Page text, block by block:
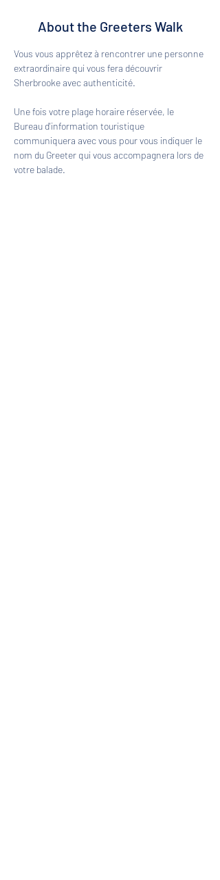
About the Greeters Walk
Vous vous apprêtez à rencontrer une personne
extraordinaire qui vous fera découvrir
Sherbrooke avec authenticité.
Une fois votre plage horaire réservée, le
Bureau d'information touristique
communiquera avec vous pour vous indiquer le
nom du Greeter qui vous accompagnera lors de
votre balade.